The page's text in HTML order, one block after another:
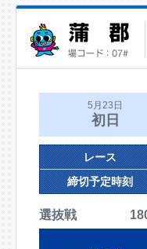
5月23日
初日
レース
締切予定時刻
選抜戦